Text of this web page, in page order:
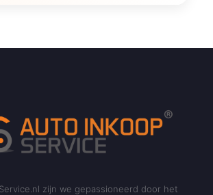
zijn we gepassioneerd door het